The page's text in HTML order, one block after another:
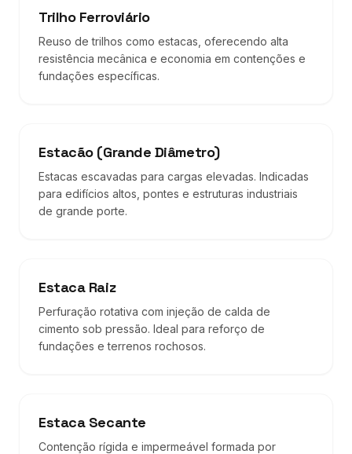
Trilho Ferroviário
Reuso de trilhos como estacas, oferecendo alta
resistência mecânica e economia em contenções e
fundações específicas.
Estacão (Grande Diâmetro)
Estacas escavadas para cargas elevadas. Indicadas
para edifícios altos, pontes e estruturas industriais
de grande porte.
Estaca Raiz
Perfuração rotativa com injeção de calda de
cimento sob pressão. Ideal para reforço de
fundações e terrenos rochosos.
Estaca Secante
Contenção rígida e impermeável formada por